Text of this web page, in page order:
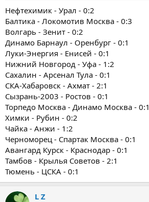
Нефтехимик - Урал - 0:2
Балтика - Локомотив Москва - 0:3
Волгарь - Зенит - 0:2
Динамо Барнаул - Оренбург - 0:1
Луки-Энергия - Енисей - 0:1
Нижний Новгород - Уфа - 1:2
Сахалин - Арсенал Тула - 0:1
СКА-Хабаровск - Ахмат - 2:1
Сызрань-2003 - Ростов - 0:1
Торпедо Москва - Динамо Москва - 0:1
Химки - Рубин - 0:2
Чайка - Анжи - 1:2
Черноморец - Спартак Москва - 0:1
Авангард Курск - Краснодар - 0:1
Тамбов - Крылья Советов - 2:1
Тюмень - ЦСКА - 0:1
L Z